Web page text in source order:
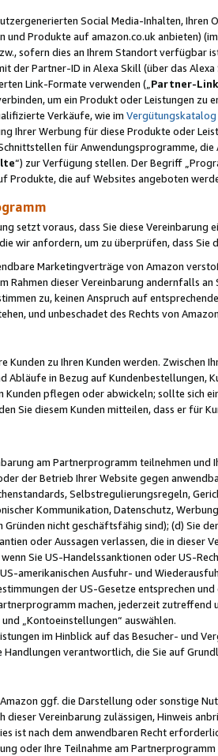
Social Media-Inhalten,
Produkte auf amazon.co.uk anbieten) (im
sofern dies an Ihrem Standort verfügbar
der Partner-ID in Alexa Skill (über das
Link-Formate verwenden („ Partner-
um ein Produkt oder Leistungen
Verkäufe, wie im
Ihrer Werbung für diese Produkte oder
für Anwendungsprogramme,
“) zur Verfügung stellen. Der Begriff
die auf Websites angeboten
setzt voraus, dass Sie diese Vereinbarung
wir anfordern, um zu überprüfen, dass Sie
Marketingverträge von Amazon
Rahmen dieser Vereinbarung andernfalls
zu, keinen Anspruch auf
und unbeschadet des Rechts von
zu Ihren Kunden werden. Zwischen
Abläufe in Bezug auf Kundenbestellungen,
pflegen oder abwickeln; sollte sich
Sie diesem Kunden mitteilen, dass er für
am Partnerprogramm teilnehmen
der Betrieb Ihrer Website gegen
Selbstregulierungsregeln,
Kommunikation, Datenschutz,
nicht geschäftsfähig sind); (d) Sie
oder Aussagen verlassen, die in dieser
Sie US-Handelssanktionen oder US-
amerikanischen Ausfuhr- und
der US-Gesetze entsprechen
machen, jederzeit
„Kontoeinstellungen“ auswählen.
im Hinblick auf das Besucher- und
verantwortlich, die Sie auf
ggf. die Darstellung oder sonstige
Vereinbarung zulässigen, Hinweis
ist nach dem anwendbaren Recht
oder Ihre Teilnahme am